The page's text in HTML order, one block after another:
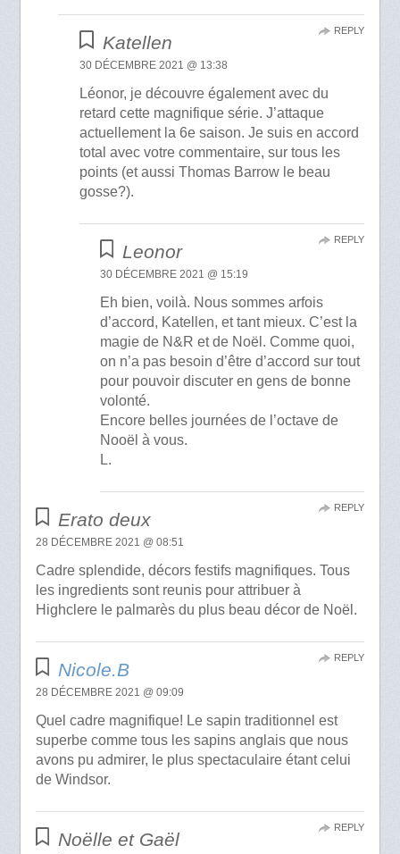
Katellen
30 DÉCEMBRE 2021 @ 13:38
Léonor, je découvre également avec du
retard cette magnifique série. J’attaque
actuellement la 6e saison. Je suis en accord
total avec votre commentaire, sur tous les
points (et aussi Thomas Barrow le beau
gosse?).
REPLY
Leonor
30 DÉCEMBRE 2021 @ 15:19
Eh bien, voilà. Nous sommes arfois
d’accord, Katellen, et tant mieux. C’est la
magie de N&R et de Noël. Comme quoi,
on n’a pas besoin d’être d’accord sur tout
pour pouvoir discuter en gens de bonne
volonté.
Encore belles journées de l’octave de
Nooël à vous.
L.
REPLY
Erato deux
28 DÉCEMBRE 2021 @ 08:51
Cadre splendide, décors festifs magnifiques. Tous
les ingredients sont reunis pour attribuer à
Highclere le palmarès du plus beau décor de Noël.
REPLY
Nicole.B
28 DÉCEMBRE 2021 @ 09:09
Quel cadre magnifique! Le sapin traditionnel est
superbe comme tous les sapins anglais que nous
avons pu admirer, le plus spectaculaire étant celui
de Windsor.
REPLY
Noëlle et Gaël
REPLY